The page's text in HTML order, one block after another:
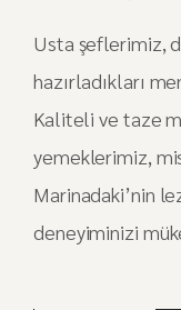
Usta şeflerimiz,
hazırladıkları
Kaliteli ve taze
yemeklerimiz,
Marinadaki’nin
deneyiminizi